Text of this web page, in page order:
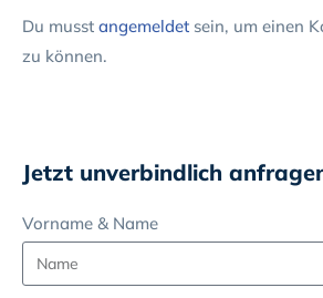
Du musst angemeldet sein, um einen
zu können.
Jetzt unverbindlich
Vorname & Name